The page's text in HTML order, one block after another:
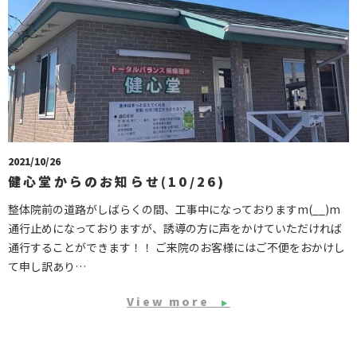
2021/10/26
健心堂からのお知らせ(10/26)
整体院前の道路がしばらくの間、工事中になっておりますm(__)m
通行止めになっておりますが、誘導の方に声をかけていただければ
通行することができます！！ ご来院のお客様にはご不便をおかけし
て申し訳あり…
View more ▶